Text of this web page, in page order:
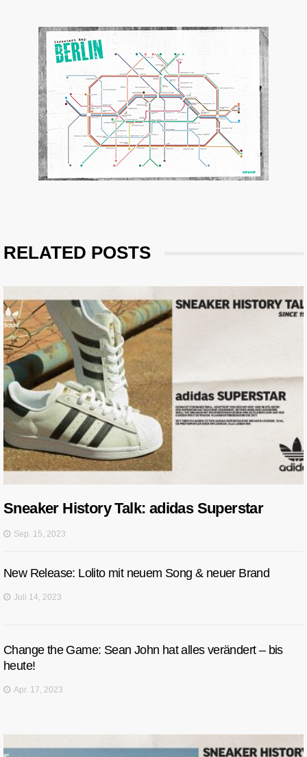
RELATED POSTS
Sneaker History Talk: adidas Superstar
Sep. 15, 2023
New Release: Lolito mit neuem Song & neuer Brand
Juli 14, 2023
Change the Game: Sean John hat alles verändert – bis
heute!
Apr. 17, 2023